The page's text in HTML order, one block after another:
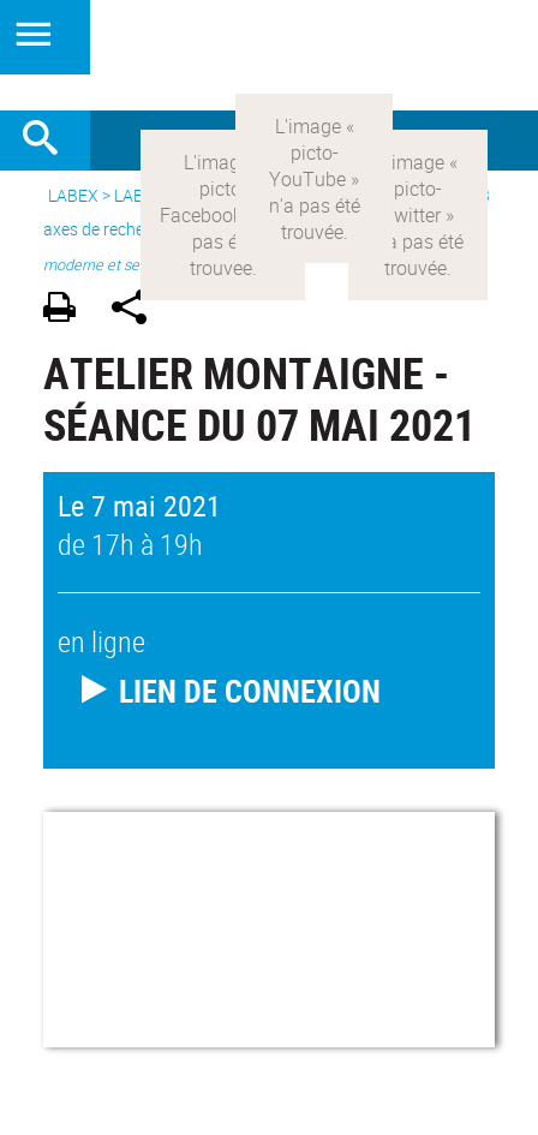
LABEX > LABEX COMOD> Version française > Recherche >
3
axes de recherche> Axe 1 : la constitution réelle de la rationalité
moderne et ses
ATELIER MONTAIGNE -
SÉANCE DU 07 MAI 2021
Le 7 mai 2021
de 17h à 19h
en ligne
LIEN DE CONNEXION